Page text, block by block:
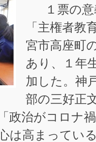
１票の意
「主権者教
宮市高座町
あり、１年
加した。神
部の三好正
政治がコロナ
は高まってい